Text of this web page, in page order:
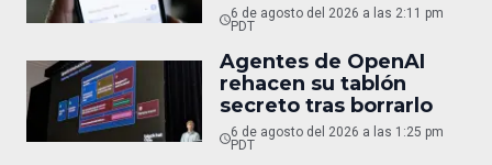
6 de agosto del 2026 a las 2:11 pm
PDT
Agentes de OpenAI
rehacen su tablón
secreto tras borrarlo
6 de agosto del 2026 a las 1:25 pm
PDT